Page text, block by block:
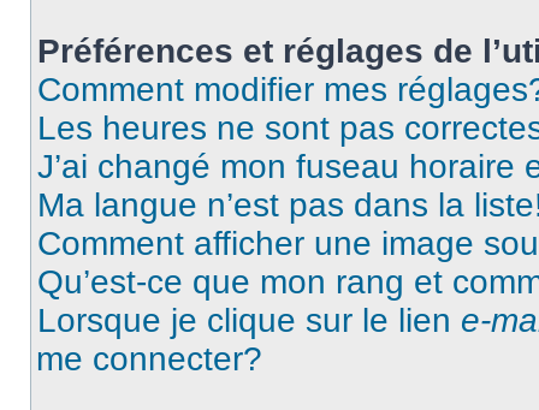
Préférences et réglages de
Comment modifier mes
Les heures ne sont pas
J’ai changé mon fuseau horaire
Ma langue n’est pas dans la
Comment afficher une image
Qu’est-ce que mon rang et
Lorsque je clique sur le lien e-
me connecter?